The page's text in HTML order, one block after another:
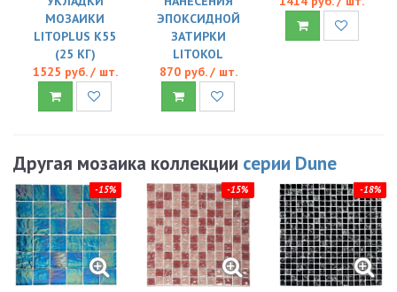
МОЗАИКИ
LITOPLUS K55
(25 КГ)
1525 руб. / шт.
ЭПОКСИДНОЙ
ЗАТИРКИ
LITOKOL
870 руб. / шт.
Другая мозаика коллекции серии Dune
-15% -15% -18%